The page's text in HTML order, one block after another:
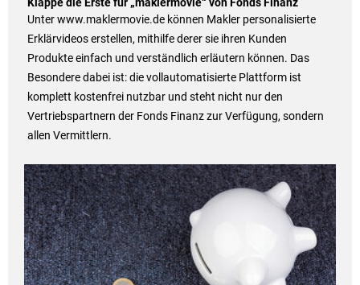
Klappe die Erste für „maklermovie“ von Fonds Finanz
Unter www.maklermovie.de können Makler personalisierte
Erklärvideos erstellen, mithilfe derer sie ihren Kunden
Produkte einfach und verständlich erläutern können. Das
Besondere dabei ist: die vollautomatisierte Plattform ist
komplett kostenfrei nutzbar und steht nicht nur den
Vertriebspartnern der Fonds Finanz zur Verfügung, sondern
allen Vermittlern.